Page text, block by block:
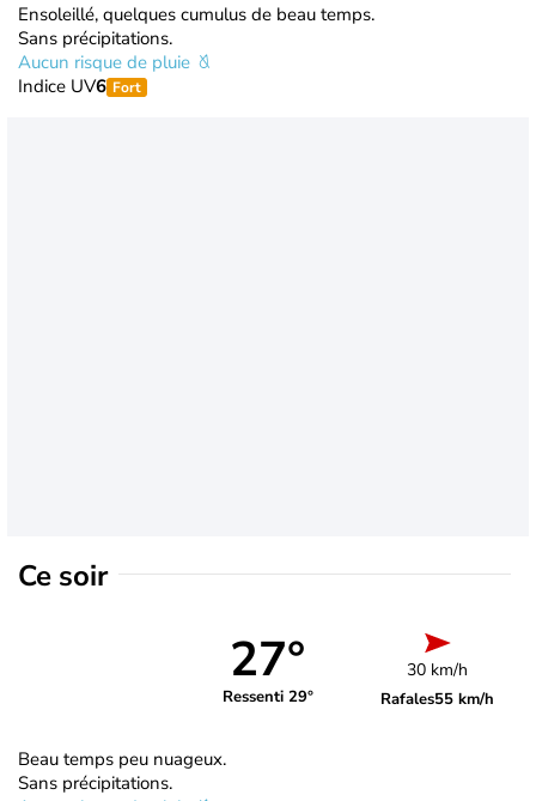
Ensoleillé, quelques cumulus de beau temps.
Sans précipitations.
Aucun risque de pluie
Indice UV6 Fort
Ce soir
27°
Ressenti 29°
30 km/h
Rafales55 km/h
Beau temps peu nuageux.
Sans précipitations.